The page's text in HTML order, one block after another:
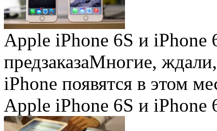
Apple iPhone 6S и iPhone
предзаказаМногие, ждали,
iPhone появятся в этом
Apple iPhone 6S и iPhone